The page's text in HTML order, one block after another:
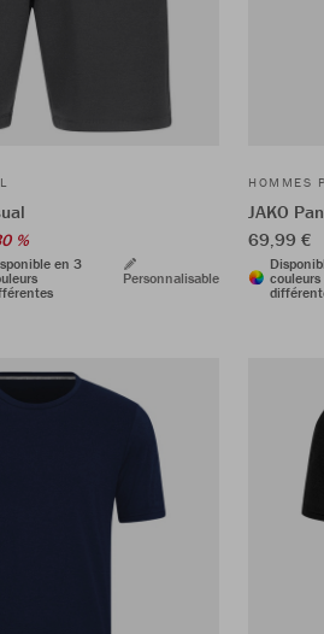
%
en 3
Personnalisable
HOMMES
JAKO
69,99 €
couleurs